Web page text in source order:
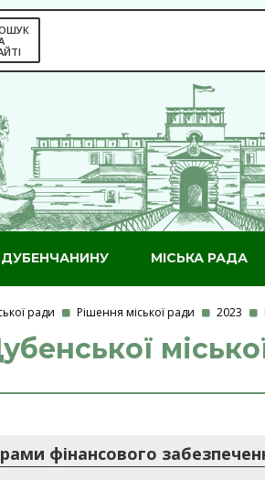
ДУБЕНЧАНИНУ МІСЬКА РАДА
ради Рішення міської ради 2023
фінансового